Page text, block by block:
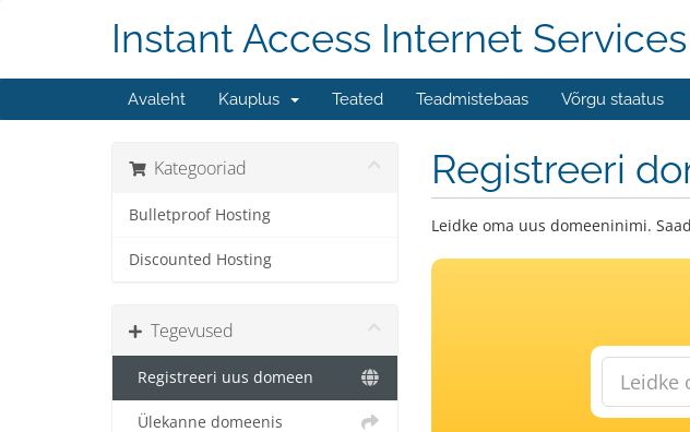
Instant Access Internet Services
Avaleht Kauplus Teated Teadmistebaas Võrgu staatus
Kategooriad
Bulletproof Hosting
Discounted Hosting
Tegevused
Registreeri uus domeen
Ülekanne domeenis
Registreeri
Leidke oma uus domeeninimi.